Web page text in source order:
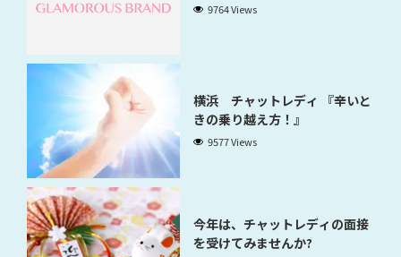
9764 Views
横浜 チャットレディ 『辛いと
きの乗り越え方！』
9577 Views
今年は、チャットレディの面接
を受けてみませんか?